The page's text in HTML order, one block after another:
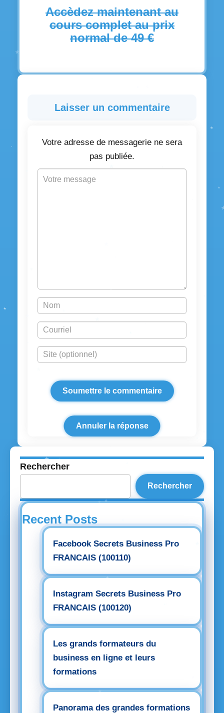
Accèdez maintenant au
cours complet au prix
normal de 49 €
Laisser un commentaire
Annuler la réponse
Votre adresse de messagerie ne sera
pas publiée.
Rechercher
Rechercher
Recent Posts
Facebook Secrets Business Pro
FRANCAIS (100110)
Instagram Secrets Business Pro
FRANCAIS (100120)
Les grands formateurs du
business en ligne et leurs
formations
Panorama des grandes formations